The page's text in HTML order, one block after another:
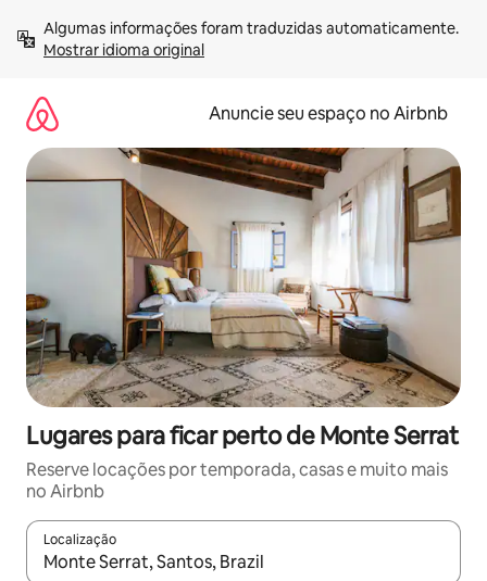
para
Mostrar idioma original
Anuncie seu espaço no Airbnb
Lugares para ficar perto de Monte Serrat
Reserve locações por temporada, casas e muito mais
no Airbnb
Localização
Quando os resultados estiverem disponíveis, explore-os